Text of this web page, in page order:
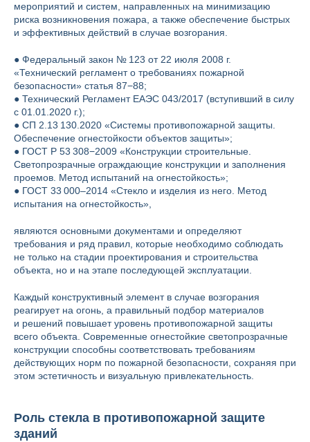
мероприятий и систем, направленных на минимизацию
риска возникновения пожара, а также обеспечение быстрых
и эффективных действий в случае возгорания.
● Федеральный закон № 123 от 22 июля 2008 г.
«Технический регламент о требованиях пожарной
безопасности» статья 87−88;
● Технический Регламент ЕАЭС 043/2017 (вступивший в силу
с 01.01.2020 г.);
● СП 2.13 130.2020 «Системы противопожарной защиты.
Обеспечение огнестойкости объектов защиты»;
● ГОСТ Р 53 308−2009 «Конструкции строительные.
Светопрозрачные ограждающие конструкции и заполнения
проемов. Метод испытаний на огнестойкость»;
● ГОСТ 33 000–2014 «Стекло и изделия из него. Метод
испытания на огнестойкость»,
являются основными документами и определяют
требования и ряд правил, которые необходимо соблюдать
не только на стадии проектирования и строительства
объекта, но и на этапе последующей эксплуатации.
Каждый конструктивный элемент в случае возгорания
реагирует на огонь, а правильный подбор материалов
и решений повышает уровень противопожарной защиты
всего объекта. Современные огнестойкие светопрозрачные
конструкции способны соответствовать требованиям
действующих норм по пожарной безопасности, сохраняя при
этом эстетичность и визуальную привлекательность.
Роль стекла в противопожарной защите
зданий